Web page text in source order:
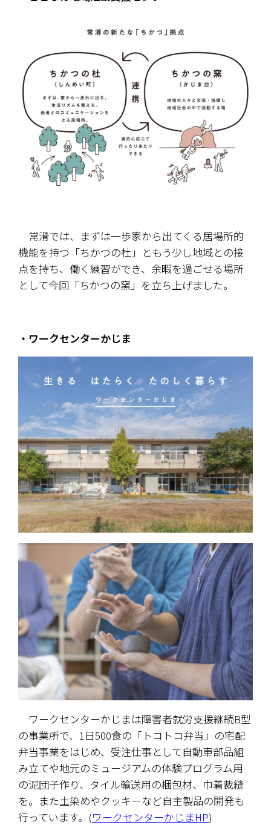
常滑では、まずは一歩家から出てくる居場所的
機能を持つ「ちかつの杜」ともう少し地域との接
点を持ち、働く練習ができ、余暇を過ごせる場所
として今回「ちかつの窯」を立ち上げました。
・ワークセンターかじま
ワークセンターかじまは障害者就労支援継続B型
の事業所で、1日500食の「トコトコ弁当」の宅配
弁当事業をはじめ、受注仕事として自動車部品組
み立てや地元のミュージアムの体験プログラム用
の泥団子作り、タイル輸送用の梱包材、巾着裁縫
を。また土染めやクッキーなど自主製品の開発も
行っています。(ワークセンターかじまHP)